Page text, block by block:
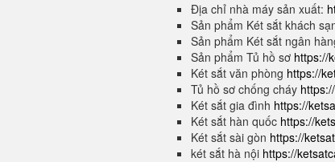
Địa chỉ nhà máy sản xuất:
Sản phẩm Két sắt khách
Sản phẩm Két sắt ngân
Sản phẩm Tủ hồ sơ https://
Két sắt văn phòng https://
Tủ hồ sơ chống cháy
Két sắt gia đình https://
Két sắt hàn quốc https://
Két sắt sài gòn https://
két sắt hà nội https://